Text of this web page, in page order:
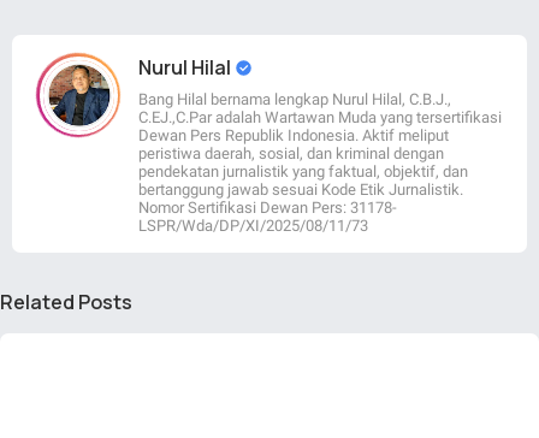
Nurul Hilal
Bang Hilal bernama lengkap Nurul Hilal, C.B.J.,
C.EJ.,C.Par adalah Wartawan Muda yang tersertifikasi
Dewan Pers Republik Indonesia. Aktif meliput
peristiwa daerah, sosial, dan kriminal dengan
pendekatan jurnalistik yang faktual, objektif, dan
bertanggung jawab sesuai Kode Etik Jurnalistik.
Nomor Sertifikasi Dewan Pers: 31178-
LSPR/Wda/DP/XI/2025/08/11/73
Related Posts